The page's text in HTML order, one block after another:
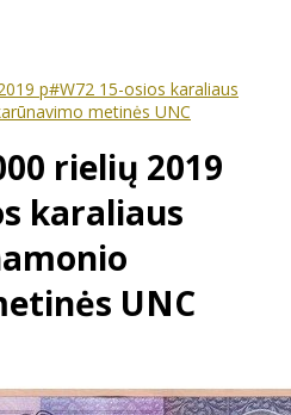
p#W72 15-osios karaliaus
metinės UNC
rielių 2019
karaliaus
UNC